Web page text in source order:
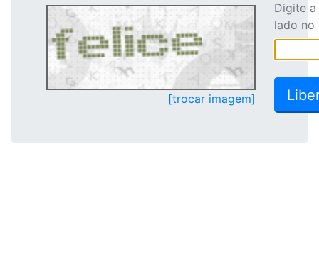
[trocar imagem]
Digite
lado no